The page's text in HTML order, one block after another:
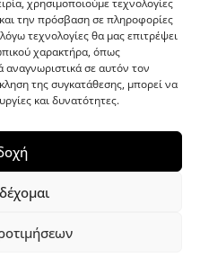
χρησιμοποιούμε τεχνολογίες
την πρόσβαση σε πληροφορίες
τεχνολογίες θα μας επιτρέψει
χαρακτήρα, όπως
σε αυτόν τον
της συγκατάθεσης, μπορεί να
και δυνατότητες.